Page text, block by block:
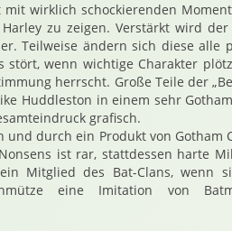
wirklich schockierenden
zu zeigen. Verstärkt wird
Teilweise ändern sich diese alle
stört, wenn wichtige Charakter
herrscht. Große Teile der
Huddleston in einem sehr
grafisch.
durch ein Produkt von Gotham
ist rar, stattdessen harte
Mitglied des Bat-Clans, wenn
eine Imitation von